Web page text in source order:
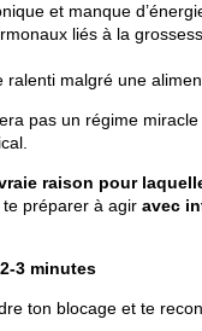
et manque
liés à la
ralenti malgré une
pas un régime
raison pour
te préparer à agir avec
2-3 minutes
ton blocage et te